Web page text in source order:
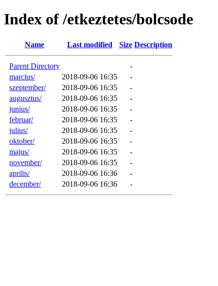
Index of /etkeztetes/bolcsode
Name Last modified Size Description
Parent Directory
-
marcius/
2018-09-06 16:35
-
szeptember/
2018-09-06 16:35
-
augusztus/
2018-09-06 16:35
-
junius/
2018-09-06 16:35
-
februar/
2018-09-06 16:35
-
julius/
2018-09-06 16:35
-
oktober/
2018-09-06 16:35
-
majus/
2018-09-06 16:35
-
november/
2018-09-06 16:35
-
aprilis/
2018-09-06 16:36
-
december/
2018-09-06 16:36 -